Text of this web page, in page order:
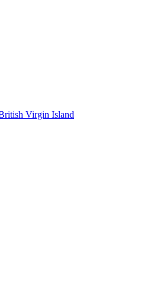
Virgin Island